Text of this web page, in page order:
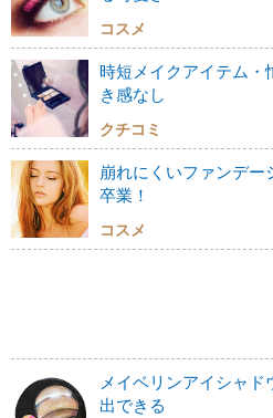
コスメ
時短メイクアイテム・
き感なし
クチコミ
崩れにくいファンデー
卒業！
コスメ
メイベリンアイシャ
出できる